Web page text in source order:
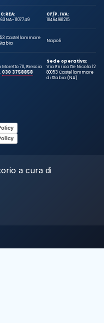
REA:
NA-1107749
CF/P. IVA:
10464981215
Castellammare
Napoli
Moretto 70, Brescia
030 3758858
Sede operativa:
Via Enrico De Nicola 12
80053 Castellammare
di Stabia (NA)
a cura di